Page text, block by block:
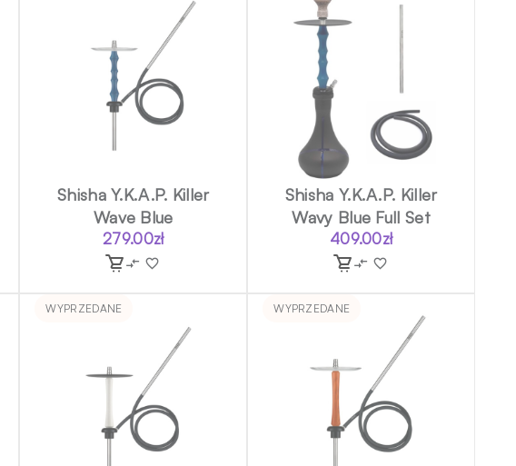
Shisha Y.K.A.P. Killer
Wave Blue
279.00zł
Shisha Y.K.A.P. Killer
Wavy Blue Full Set
409.00zł
WYPRZEDANE WYPRZEDANE